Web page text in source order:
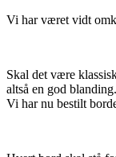
Vi har været vidt
Skal det være
altså en god blanding.
Vi har nu bestilt